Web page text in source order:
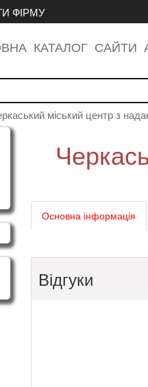
ФІРМУ
КАТАЛОГ САЙТИ
міський центр з
Основна інформація
Відгуки